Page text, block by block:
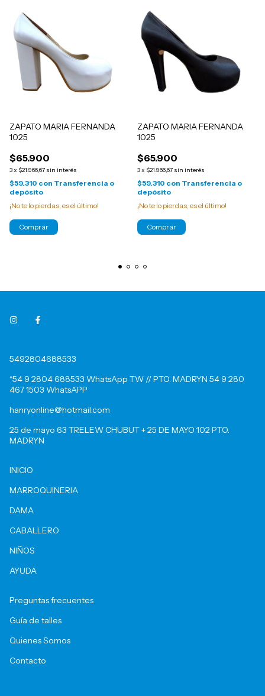
ZAPATO MARIA FERNANDA
1025
$65.900
3x $21.966,67 sin interés
$59.310 con Transferencia o
depósito
¡No te lo pierdas, es el último!
Comprar
ZAPATO MARIA FERNANDA
1025
$65.900
3x $21.966,67 sin interés
$59.310 con Transferencia o
depósito
¡No te lo pierdas, es el último!
Comprar
5492804688533
*54 9 2804 688533 WhatsApp TW // PTO. MADRYN 54 9 280
467 1503 WhatsAPP
hanryonline@hotmail.com
25 de mayo 63 TRELEW CHUBUT + 25 DE MAYO 102 PTO.
MADRYN
INICIO
MARROQUINERIA
DAMA
CABALLERO
NIÑOS
AYUDA
Preguntas frecuentes
Guía de talles
Quienes Somos
Contacto